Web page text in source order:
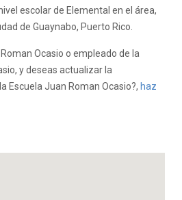
escolar de Elemental en el área,
de Guaynabo, Puerto Rico.
Ocasio o empleado de la
y deseas actualizar la
Escuela Juan Roman Ocasio?, haz